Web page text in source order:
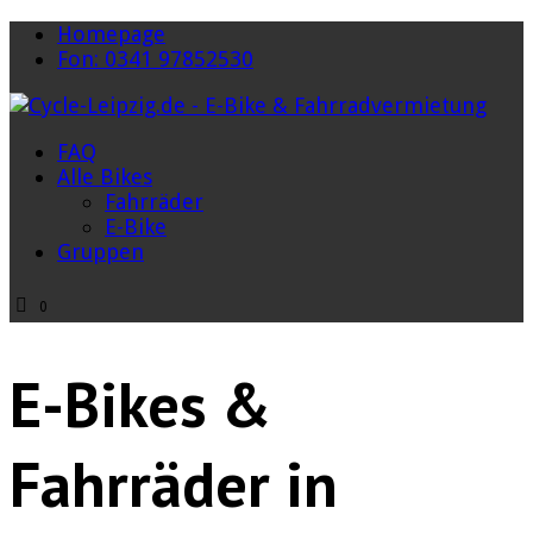
Homepage
Fon: 0341 97852530
FAQ
Alle Bikes
Fahrräder
E-Bike
Gruppen
0
E-Bikes &
Fahrräder in